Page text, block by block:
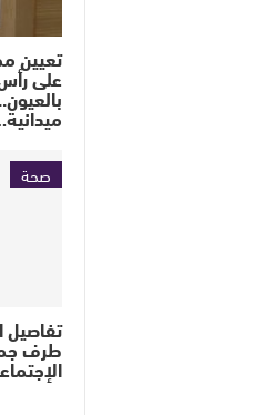
تعيين
على
صحة
طرف